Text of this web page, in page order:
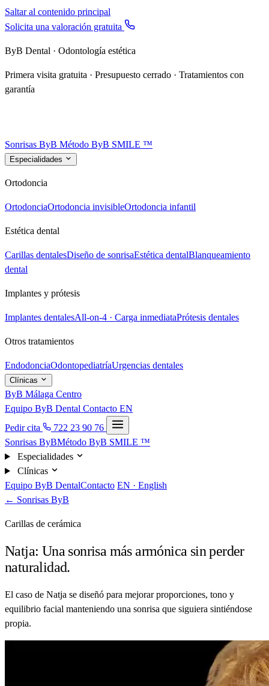
Saltar al contenido principal
Solicita una valoración gratuita
ByB Dental · Odontología estética
Primera visita gratuita · Presupuesto cerrado · Tratamientos con
garantía
Sonrisas ByB Método ByB SMILE ™
Especialidades
Ortodoncia
OrtodonciaOrtodoncia invisibleOrtodoncia infantil
Estética dental
Carillas dentalesDiseño de sonrisaEstética dentalBlanqueamiento
dental
Implantes y prótesis
Implantes dentalesAll-on-4 · Carga inmediataPrótesis dentales
Otros tratamientos
EndodonciaOdontopediatríaUrgencias dentales
Clínicas
ByB Málaga Centro
Equipo ByB Dental Contacto EN
Pedir cita
722 23 90 76
Sonrisas ByBMétodo ByB SMILE ™
Especialidades
Clínicas
Equipo ByB DentalContacto EN · English
← Sonrisas ByB
Carillas de cerámica
Natja: Una sonrisa más armónica sin perder
naturalidad.
El caso de Natja se diseñó para mejorar proporciones, tono y
equilibrio facial manteniendo una sonrisa que siguiera sintiéndose
propia.